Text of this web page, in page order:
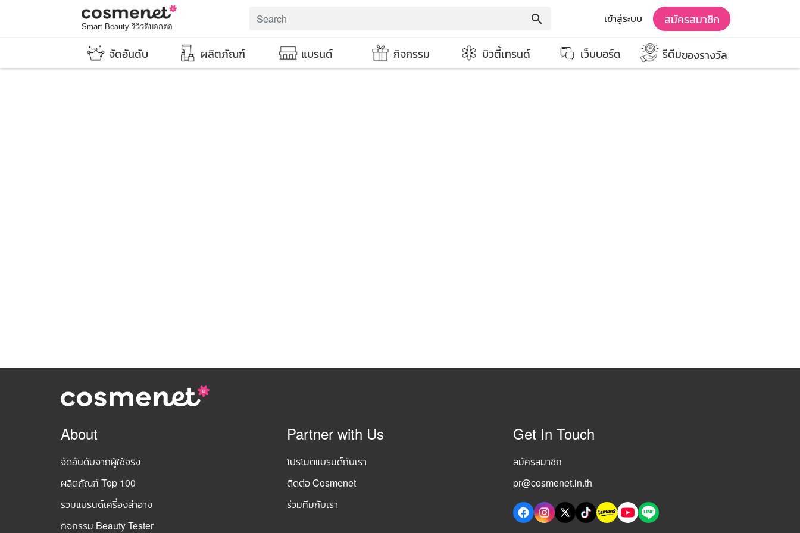
Smart Beauty รีวิวดีบอกต่อ
search เข้าสู่ระบบ สมัครสมาชิก
จัดอันดับ ผลิตภัณฑ์ แบรนด์ กิจกรรม บิวตี้เทรนด์ เว็บบอร์ด รีดีมของรางวัล
About
จัดอันดับจากผู้ใช้จริง
ผลิตภัณฑ์ Top 100
รวมแบรนด์เครื่องสำอาง
กิจกรรม Beauty Tester
Partner with Us
โปรโมตแบรนด์กับเรา
ติดต่อ Cosmenet
ร่วมทีมกับเรา
Get In Touch
สมัครสมาชิก
pr@cosmenet.in.th